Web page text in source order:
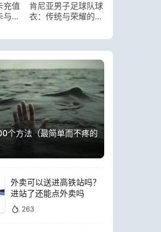
充值
与单
肯尼亚男子足球队球
衣：传统与荣耀的象
个方法（最简单而不疼的
外卖可以送进高铁站吗？
进站了还能点外卖吗
263